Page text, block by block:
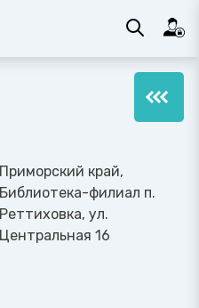
Приморский край,
Библиотека-филиал п.
Реттиховка, ул.
Центральная 16